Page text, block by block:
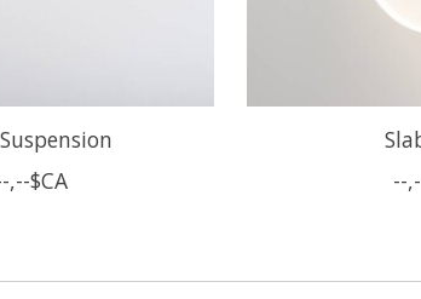
,--$CA
--